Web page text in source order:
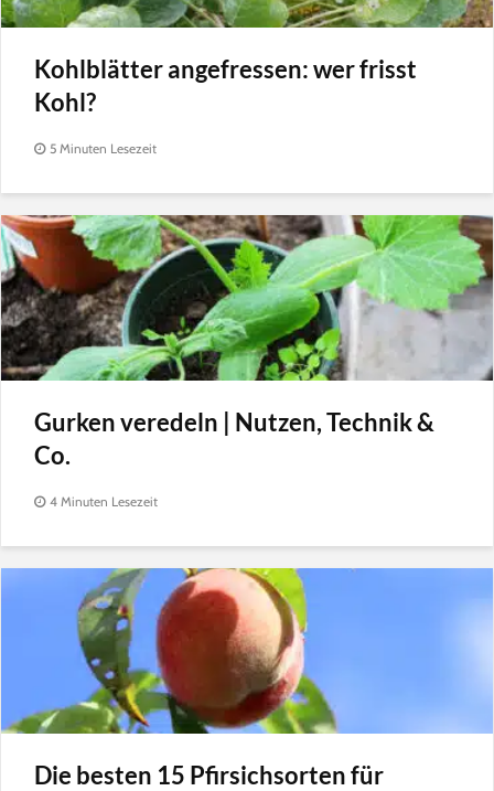
Kohlblätter angefressen: wer frisst
Kohl?
5 Minuten Lesezeit
Gurken veredeln | Nutzen, Technik &
Co.
4 Minuten Lesezeit
Die besten 15 Pfirsichsorten für